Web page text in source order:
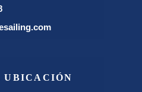
UBICACIÓN